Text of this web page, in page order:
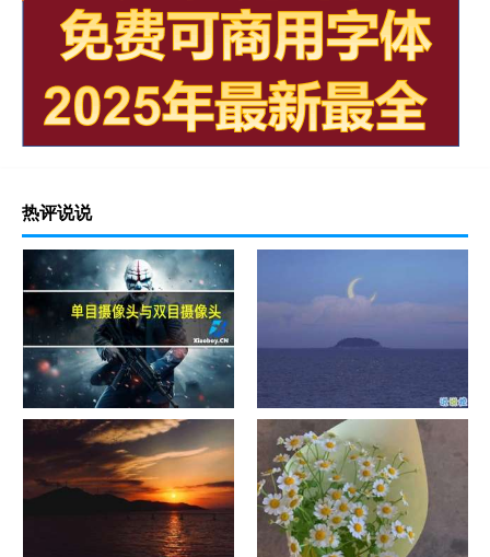
热评说说
单目摄像头与双目摄像头
晚安励志语录带图片 晚安心语
励志鸡汤